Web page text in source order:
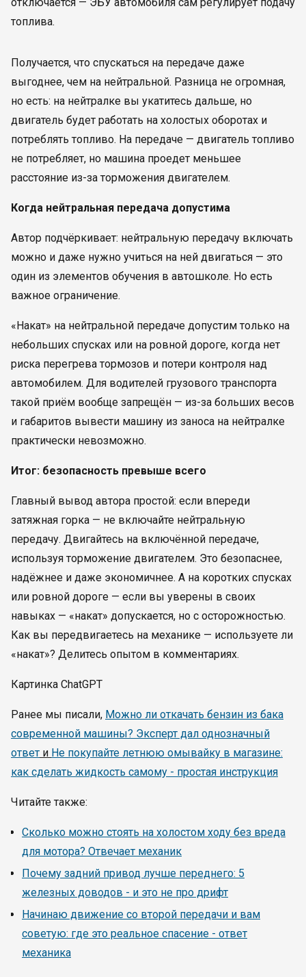
топлива.
Получается, что спускаться на передаче даже
выгоднее, чем на нейтральной. Разница не огромная,
но есть: на нейтралке вы укатитесь дальше, но
двигатель будет работать на холостых оборотах и
потреблять топливо. На передаче — двигатель топливо
не потребляет, но машина проедет меньшее
расстояние из-за торможения двигателем.
Когда нейтральная передача допустима
Автор подчёркивает: нейтральную передачу включать
можно и даже нужно учиться на ней двигаться — это
один из элементов обучения в автошколе. Но есть
важное ограничение.
«Накат» на нейтральной передаче допустим только на
небольших спусках или на ровной дороге, когда нет
риска перегрева тормозов и потери контроля над
автомобилем. Для водителей грузового транспорта
такой приём вообще запрещён — из-за больших весов
и габаритов вывести машину из заноса на нейтралке
практически невозможно.
Итог: безопасность превыше всего
Главный вывод автора простой: если впереди
затяжная горка — не включайте нейтральную
передачу. Двигайтесь на включённой передаче,
используя торможение двигателем. Это безопаснее,
надёжнее и даже экономичнее. А на коротких спусках
или ровной дороге — если вы уверены в своих
навыках — «накат» допускается, но с осторожностью.
Как вы передвигаетесь на механике — используете ли
«накат»? Делитесь опытом в комментариях.
Картинка ChatGPT
Ранее мы писали, Можно ли откачать бензин из бака
современной машины? Эксперт дал однозначный
ответ и Не покупайте летнюю омывайку в магазине:
как сделать жидкость самому - простая инструкция
Читайте также:
Сколько можно стоять на холостом ходу без вреда
для мотора? Отвечает механик
Почему задний привод лучше переднего: 5
железных доводов - и это не про дрифт
Начинаю движение со второй передачи и вам
советую: где это реальное спасение - ответ
механика